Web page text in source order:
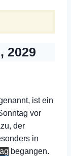
2029
ist ein
vor
der
in
begangen.